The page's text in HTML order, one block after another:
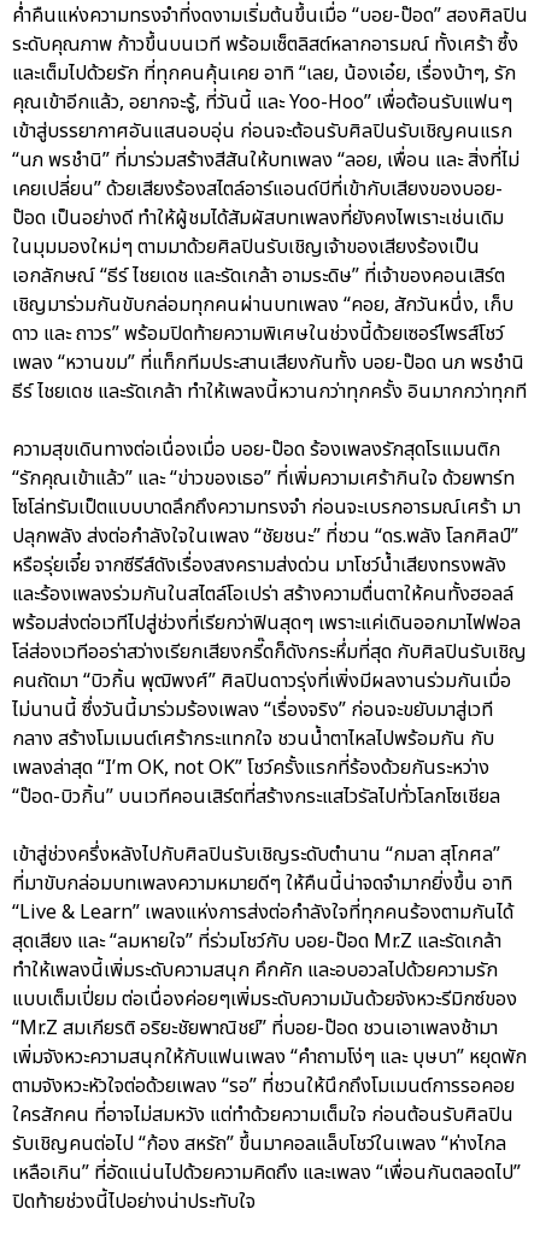
ค่ำคืนแห่งความทรงจำที่งดงามเริ่มต้นขึ้นเมื่อ “บอย-ป๊อด” สองศิลปิน
ระดับคุณภาพ ก้าวขึ้นบนเวที พร้อมเซ็ตลิสต์หลากอารมณ์ ทั้งเศร้า ซึ้ง
และเต็มไปด้วยรัก ที่ทุกคนคุ้นเคย อาทิ “เลย, น้องเอ๋ย, เรื่องบ้าๆ, รัก
คุณเข้าอีกแล้ว, อยากจะรู้, ที่วันนี้ และ Yoo-Hoo” เพื่อต้อนรับแฟนๆ
เข้าสู่บรรยากาศอันแสนอบอุ่น ก่อนจะต้อนรับศิลปินรับเชิญคนแรก
“นภ พรชำนิ” ที่มาร่วมสร้างสีสันให้บทเพลง “ลอย, เพื่อน และ สิ่งที่ไม่
เคยเปลี่ยน” ด้วยเสียงร้องสไตล์อาร์แอนด์บีที่เข้ากับเสียงของบอย-
ป๊อด เป็นอย่างดี ทำให้ผู้ชมได้สัมผัสบทเพลงที่ยังคงไพเราะเช่นเดิม
ในมุมมองใหม่ๆ ตามมาด้วยศิลปินรับเชิญเจ้าของเสียงร้องเป็น
เอกลักษณ์ “ธีร์ ไชยเดช และรัดเกล้า อามระดิษ” ที่เจ้าของคอนเสิร์ต
เชิญมาร่วมกันขับกล่อมทุกคนผ่านบทเพลง “คอย, สักวันหนึ่ง, เก็บ
ดาว และ ถาวร” พร้อมปิดท้ายความพิเศษในช่วงนี้ด้วยเซอร์ไพรส์โชว์
เพลง “หวานขม” ที่แท็กทีมประสานเสียงกันทั้ง บอย-ป๊อด นภ พรชำนิ
ธีร์ ไชยเดช และรัดเกล้า ทำให้เพลงนี้หวานกว่าทุกครั้ง อินมากกว่าทุกที
ความสุขเดินทางต่อเนื่องเมื่อ บอย-ป๊อด ร้องเพลงรักสุดโรแมนติก
“รักคุณเข้าแล้ว” และ “ข่าวของเธอ” ที่เพิ่มความเศร้ากินใจ ด้วยพาร์ท
โซโล่ทรัมเป็ตแบบบาดลึกถึงความทรงจำ ก่อนจะเบรกอารมณ์เศร้า มา
ปลุกพลัง ส่งต่อกำลังใจในเพลง “ชัยชนะ” ที่ชวน “ดร.พลัง โลกศิลป์”
หรือรุ่ยเจี๋ย จากซีรีส์ดังเรื่องสงครามส่งด่วน มาโชว์น้ำเสียงทรงพลัง
และร้องเพลงร่วมกันในสไตล์โอเปร่า สร้างความตื่นตาให้คนทั้งฮอลล์
พร้อมส่งต่อเวทีไปสู่ช่วงที่เรียกว่าฟินสุดๆ เพราะแค่เดินออกมาไฟฟอล
โล่ส่องเวทีออร่าสว่างเรียกเสียงกรี๊ดก็ดังกระหึ่มที่สุด กับศิลปินรับเชิญ
คนถัดมา “บิวกิ้น พุฒิพงศ์” ศิลปินดาวรุ่งที่เพิ่งมีผลงานร่วมกันเมื่อ
ไม่นานนี้ ซึ่งวันนี้มาร่วมร้องเพลง “เรื่องจริง” ก่อนจะขยับมาสู่เวที
กลาง สร้างโมเมนต์เศร้ากระแทกใจ ชวนน้ำตาไหลไปพร้อมกัน กับ
เพลงล่าสุด “I’m OK, not OK” โชว์ครั้งแรกที่ร้องด้วยกันระหว่าง
“ป๊อด-บิวกิ้น” บนเวทีคอนเสิร์ตที่สร้างกระแสไวรัลไปทั่วโลกโซเชียล
เข้าสู่ช่วงครึ่งหลังไปกับศิลปินรับเชิญระดับตำนาน “กมลา สุโกศล”
ที่มาขับกล่อมบทเพลงความหมายดีๆ ให้คืนนี้น่าจดจำมากยิ่งขึ้น อาทิ
“Live & Learn” เพลงแห่งการส่งต่อกำลังใจที่ทุกคนร้องตามกันได้
สุดเสียง และ “ลมหายใจ” ที่ร่วมโชว์กับ บอย-ป๊อด Mr.Z และรัดเกล้า
ทำให้เพลงนี้เพิ่มระดับความสนุก คึกคัก และอบอวลไปด้วยความรัก
แบบเต็มเปี่ยม ต่อเนื่องค่อยๆเพิ่มระดับความมันด้วยจังหวะรีมิกซ์ของ
“Mr.Z สมเกียรติ อริยะชัยพาณิชย์” ที่บอย-ป๊อด ชวนเอาเพลงช้ามา
เพิ่มจังหวะความสนุกให้กับแฟนเพลง “คำถามโง่ๆ และ บุษบา” หยุดพัก
ตามจังหวะหัวใจต่อด้วยเพลง “รอ” ที่ชวนให้นึกถึงโมเมนต์การรอคอย
ใครสักคน ที่อาจไม่สมหวัง แต่ทำด้วยความเต็มใจ ก่อนต้อนรับศิลปิน
รับเชิญคนต่อไป “ก้อง สหรัถ” ขึ้นมาคอลแล็บโชว์ในเพลง “ห่างไกล
เหลือเกิน” ที่อัดแน่นไปด้วยความคิดถึง และเพลง “เพื่อนกันตลอดไป”
ปิดท้ายช่วงนี้ไปอย่างน่าประทับใจ